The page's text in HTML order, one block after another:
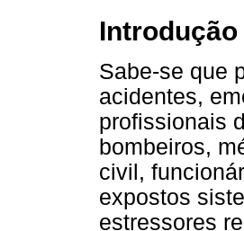
Introdução
Sabe-se que
acidentes,
profissionais
bombeiros,
civil,
expostos
estressores